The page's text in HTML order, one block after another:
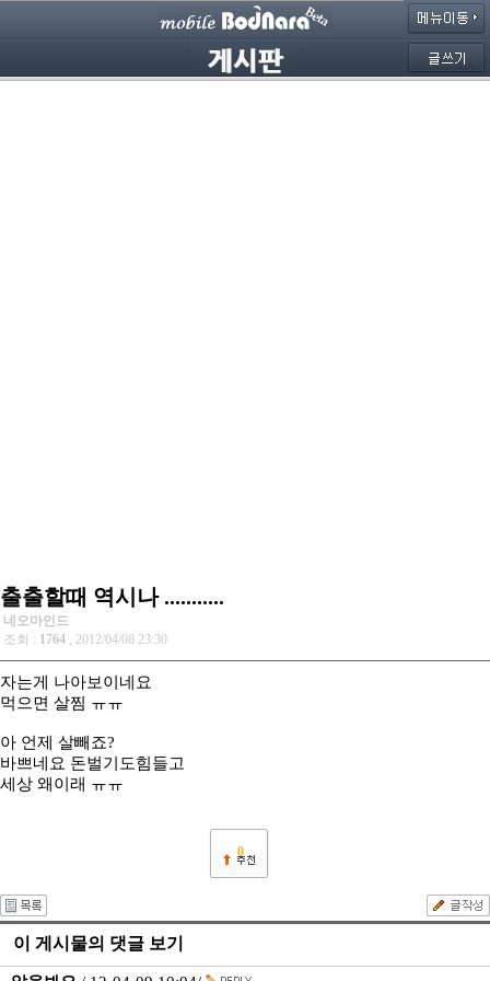
출출할때 역시나 ...........
네오마인드
조회 : 1764 , 2012/04/08 23:30
자는게 나아보이네요
먹으면 살찜 ㅠㅠ
아 언제 살빼죠?
바쁘네요 돈벌기도힘들고
세상 왜이래 ㅠㅠ
0
이 게시물의 댓글 보기